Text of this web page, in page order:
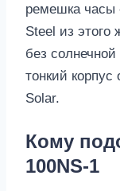
ремешка часы
Steel из этого
без
тонкий корпус
Solar.
Кому
100NS-1